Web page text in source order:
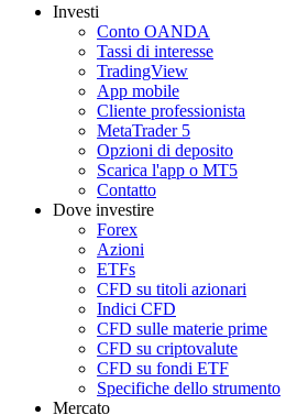
Investi
Conto OANDA
Tassi di interesse
TradingView
App mobile
Cliente professionista
MetaTrader 5
Opzioni di deposito
Scarica l'app o MT5
Contatto
Dove investire
Forex
Azioni
ETFs
CFD su titoli azionari
Indici CFD
CFD sulle materie prime
CFD su criptovalute
CFD su fondi ETF
Specifiche dello strumento
Mercato